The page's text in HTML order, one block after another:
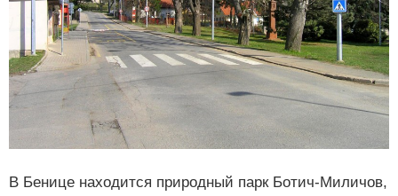
В Бенице находится природный парк Ботич-Миличов,